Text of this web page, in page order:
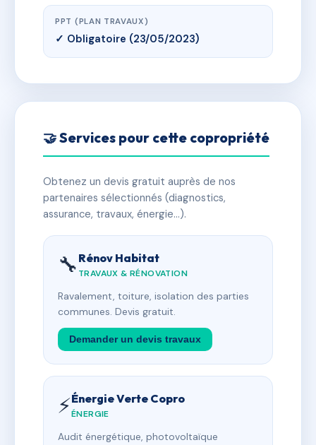
PPT (PLAN TRAVAUX)
✓ Obligatoire (23/05/2023)
🤝 Services pour cette copropriété
Obtenez un devis gratuit auprès de nos
partenaires sélectionnés (diagnostics,
assurance, travaux, énergie…).
🔧 Rénov Habitat
TRAVAUX & RÉNOVATION
Ravalement, toiture, isolation des parties
communes. Devis gratuit.
Demander un devis travaux
⚡Énergie Verte Copro
ÉNERGIE
Audit énergétique, photovoltaïque